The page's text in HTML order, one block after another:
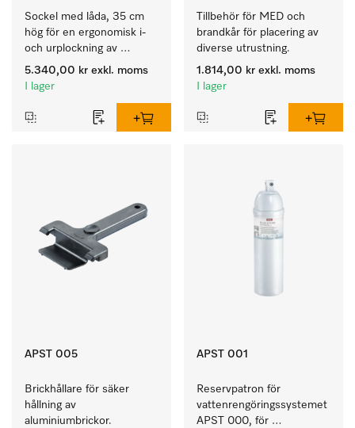
Sockel med låda, 35 cm
hög för en ergonomisk i-
och urplockning av
tvättmaskinen och
torktumlaren.
5.340,00 kr exkl. moms
I lager
Tillbehör för MED och
brandkår för placering av
diverse utrustning.
1.814,00 kr exkl. moms
I lager
APST 005
Brickhållare för säker
hållning av
aluminiumbrickor.
APST 001
Reservpatron för
vattenrengöringssystemet
APST 000, för